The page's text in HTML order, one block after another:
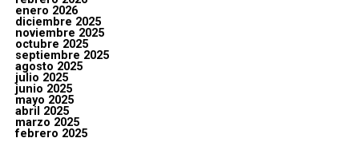
enero 2026
diciembre 2025
noviembre 2025
octubre 2025
septiembre 2025
agosto 2025
julio 2025
junio 2025
mayo 2025
abril 2025
marzo 2025
febrero 2025